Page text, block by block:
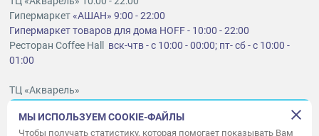
Гипермаркет«АШАН» 9:00 - 22:00
Гипермаркет товаров для дома HOFF - 10:00 - 22:00
Ресторан Coffee Hall вск-чтв - с 10:00 - 00:00; пт- сб - с 10:00 -
01:00
ТЦ «Акварель»
lt@aquarelle-centre.ru
МЫ ИСПОЛЬЗУЕМ COOKIE-ФАЙЛЫ
Чтобы получать статистику, которая помогает показывать Вам